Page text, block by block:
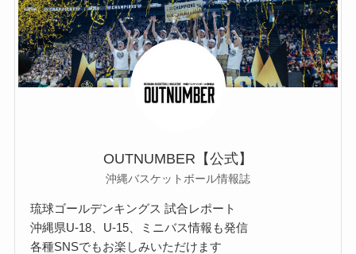
OUTNUMBER【公式】
沖縄バスケットボール情報誌
琉球ゴールデンキングス 試合レポート
沖縄県U-18、U-15、ミニバス情報も発信
各種SNSでもお楽しみいただけます